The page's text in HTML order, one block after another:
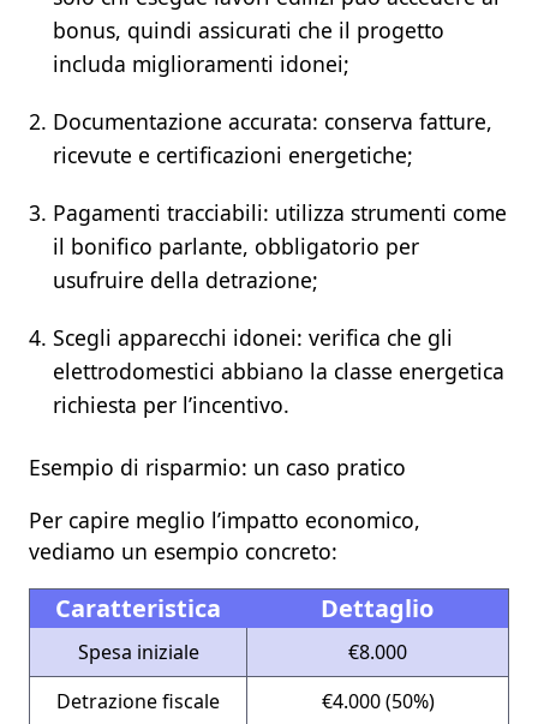
bonus, quindi assicurati che il progetto
includa miglioramenti idonei;
Documentazione accurata: conserva fatture,
ricevute e certificazioni energetiche;
Pagamenti tracciabili: utilizza strumenti come
il bonifico parlante, obbligatorio per
usufruire della detrazione;
Scegli apparecchi idonei: verifica che gli
elettrodomestici abbiano la classe energetica
richiesta per l’incentivo.
Esempio di risparmio: un caso pratico
Per capire meglio l’impatto economico,
vediamo un esempio concreto:
Caratteristica Dettaglio
Spesa iniziale
€8.000
Detrazione fiscale
€4.000 (50%)